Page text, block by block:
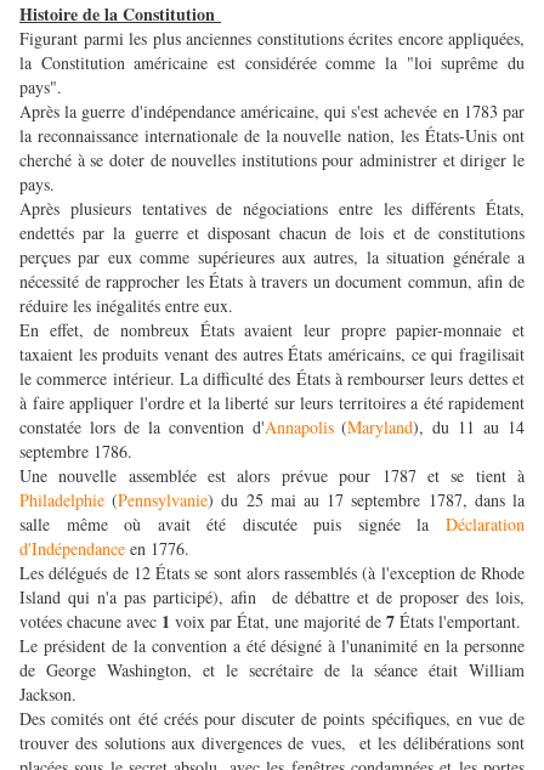
Histoire de la Constitution
Figurant parmi les plus anciennes constitutions écrites encore appliquées,
la Constitution américaine est considérée comme la "loi suprême du
pays".
Après la guerre d'indépendance américaine, qui s'est achevée en 1783 par
la reconnaissance internationale de la nouvelle nation, les États-Unis ont
cherché à se doter de nouvelles institutions pour administrer et diriger le
pays.
Après plusieurs tentatives de négociations entre les différents États,
endettés par la guerre et disposant chacun de lois et de constitutions
perçues par eux comme supérieures aux autres, la situation générale a
nécessité de rapprocher les États à travers un document commun, afin de
réduire les inégalités entre eux.
En effet, de nombreux États avaient leur propre papier-monnaie et
taxaient les produits venant des autres États américains, ce qui fragilisait
le commerce intérieur. La difficulté des États à rembourser leurs dettes et
à faire appliquer l'ordre et la liberté sur leurs territoires a été rapidement
constatée lors de la convention d'Annapolis(Maryland), du 11 au 14
septembre 1786.
Une nouvelle assemblée est alors prévue pour 1787 et se tient à
Philadelphie (Pennsylvanie) du 25 mai au 17 septembre 1787, dans la
salle même où avait été discutée puis signée la Déclaration
d'Indépendance en 1776.
Les délégués de 12 États se sont alors rassemblés (à l'exception de Rhode
Island qui n'a pas participé), afin de débattre et de proposer des lois,
votées chacune avec 1 voix par État, une majorité de 7 États l'emportant.
Le président de la convention a été désigné à l'unanimité en la personne
de George Washington, et le secrétaire de la séance était William
Jackson.
Des comités ont été créés pour discuter de points spécifiques, en vue de
trouver des solutions aux divergences de vues, et les délibérations sont